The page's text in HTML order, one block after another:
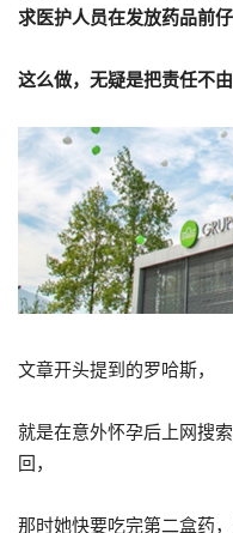
求医护人员在发放药品前
这么做，无疑是把责任不
文章开头提到的罗哈斯，
就是在意外怀孕后上网搜
回，
那时她快要吃完第二盒药，